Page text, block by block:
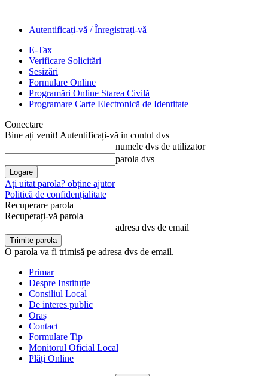
Autentificați-vă / Înregistrați-vă
E-Tax
Verificare Solicitări
Sesizări
Formulare Online
Programări Online Starea Civilă
Programare Carte Electronică de Identitate
Conectare
Bine ați venit! Autentificați-vă in contul dvs
numele dvs de utilizator
parola dvs
Ați uitat parola? obține ajutor
Politică de confidențialitate
Recuperare parola
Recuperați-vă parola
adresa dvs de email
O parola va fi trimisă pe adresa dvs de email.
Primar
Despre Instituție
Consiliul Local
De interes public
Oraș
Contact
Formulare Tip
Monitorul Oficial Local
Plăți Online